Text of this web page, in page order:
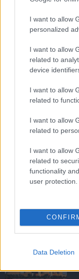
I want to allow
personalized
I want to allow
related to
device
I want to allow
related to
I want to allow
related to
I want to allow
related to
functionality
user protection.
Data Deletion
LEGOLVASOTTABB